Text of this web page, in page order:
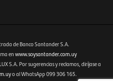
de Banco Santander S.A.
en www.soysantander.com.uy
S.A. Por sugerencias y reclamos, diríjase a
o al WhatsApp 099 306 165.